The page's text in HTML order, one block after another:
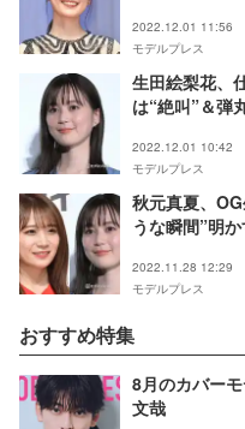
2022.12.01 11:56
モデルプレス
生田絵梨花、
は“絶叫”＆弾
2022.12.01 10:42
モデルプレス
秋元真夏、
うな瞬間”明
2022.11.28 12:29
モデルプレス
おすすめ特集
8月のカバー
文哉